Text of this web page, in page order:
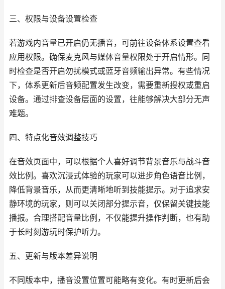
三、权限与设备设置检查
若游戏内音量已开启仍无播音，可前往设备体系设置查看
应用权限。确保麦克风与媒体音量权限处于开启情形。同
时检查是否开启勿扰模式或蓝牙音频输出异常。有些情况
下，体系更新后音频配置发生改变，需要重新授权或重启
设备。通过排查设备层面的设置，往能够解决大部分无声
难题。
四、特点化音效调整技巧
在音效页面中，可以根据个人喜好调节背景音乐与战斗音
效比例。喜欢沉浸式体验的玩家可以进步角色语音比例，
降低背景音乐，从而更清晰地听到技能提示。对于追求安
静环境的玩家，则可以关闭部分提示音，仅保留关键技能
播报。合理搭配音量比例，不仅能提升操作判断，也有助
于长时刻游玩时保护听力。
五、更新与版本差异说明
不同版本中，播音设置位置可能略有变化。有时更新后会